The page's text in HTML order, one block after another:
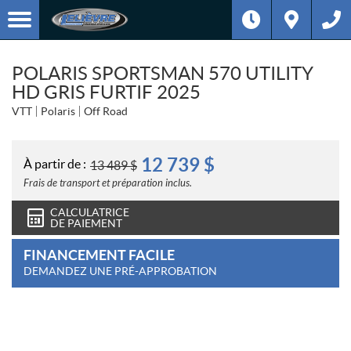
POLARIS SPORTSMAN 570 UTILITY
HD GRIS FURTIF 2025
VTT Polaris Off Road
À partir de : 13 489$ 12 739 $
Frais de transport et préparation inclus.
CALCULATRICE
DE PAIEMENT
FINANCEMENT FACILE
DEMANDEZ UNE PRÉ-APPROBATION